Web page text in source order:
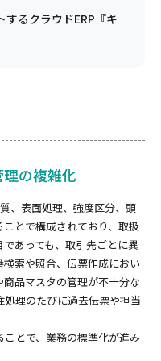
るクラウドERP『キ
の複雑化
、表面処理、強度区分、頭
とで構成されており、取扱
あっても、取引先ごとに異
索や照合、伝票作成におい
品マスタの管理が不十分な
理のたびに過去伝票や担当
とで、業務の標準化が進み